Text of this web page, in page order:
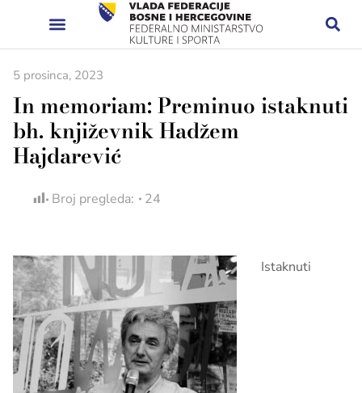
5 prosinca, 2023
In memoriam: Preminuo istaknuti
bh. književnik Hadžem
Hajdarević
Broj pregleda: 24
Istaknuti